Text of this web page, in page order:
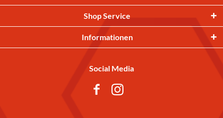
Shop Service
Informationen
Social Media